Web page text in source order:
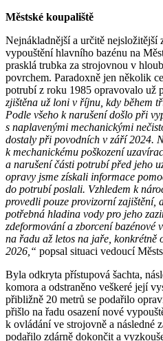
Městské koupaliště
Nejnákladnější a určitě nejsložitější
vypouštění hlavního bazénu na
prasklá trubka za strojovnou v
povrchem. Paradoxně jen několik
potrubí z roku 1985 opravovalo už
zjištěna už loni v říjnu, kdy během
Podle všeho k narušení došlo při
s naplavenými mechanickými
dostaly při povodních v září 2024.
k mechanickému poškození
a narušení části potrubí před jeho
opravy jsme získali informace
do potrubí poslali. Vzhledem k
provedli pouze provizorní zajištění,
potřebná hladina vody pro jeho
zdeformování a zborcení bazénové
na řadu až letos na jaře, konkrétně
2026,“ popsal situaci vedoucí
Byla odkryta přístupová šachta,
komora a odstraněno veškeré její
přibližně 20 metrů se podařilo
přišlo na řadu osazení nové
k ovládání ve strojovně a následné
podařilo zdárně dokončit a